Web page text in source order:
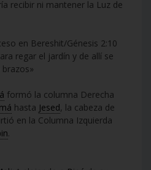
recibir ni mantener la Luz de
en Bereshit/Génesis 2:10
regar el jardín y de allí se
formó la columna Derecha
hasta Jesed, la cabeza de
en la Columna Izquierda
.